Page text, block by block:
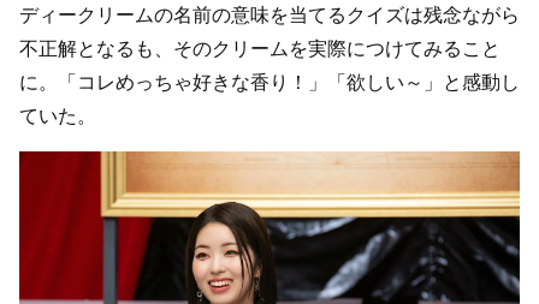
ディークリームの名前の意味を当てるクイズは残念ながら
不正解となるも、そのクリームを実際につけてみること
に。「コレめっちゃ好きな香り！」「欲しい～」と感動し
ていた。